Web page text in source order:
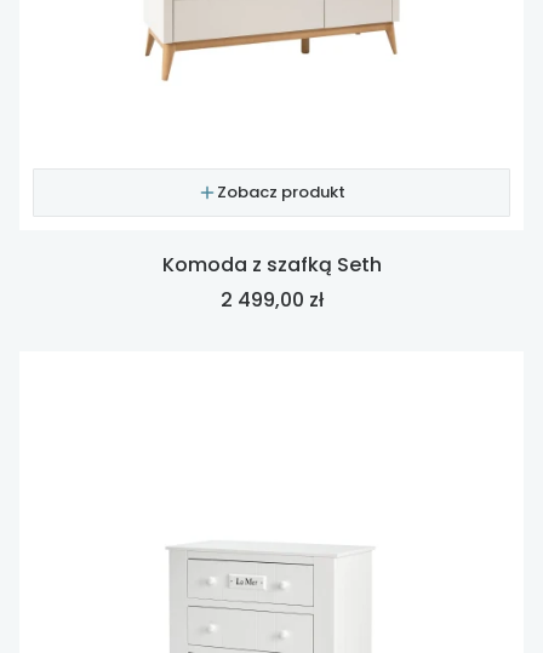
Zobacz produkt
Komoda z szafką Seth
Cena
2 499,00 zł